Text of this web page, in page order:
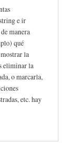
e ir
manera
qué
la
eliminar la
o marcarla,
etc. hay